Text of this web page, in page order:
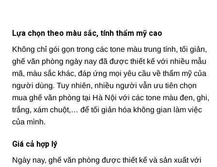
Lựa chọn theo màu sắc, tính thẩm mỹ cao
Không chỉ gói gọn trong các tone màu trung tính, tối giản,
ghế văn phòng ngày nay đã được thiết kế với nhiều mẫu
mã, màu sắc khác, đáp ứng mọi yêu cầu về thẩm mỹ của
người dùng. Tuy nhiên, nhiều người vẫn ưu tiên chọn
mua ghế văn phòng tại Hà Nội với các tone màu đen, ghi,
trắng, xám chuột,… để tối giản hóa không gian làm việc
của mình.
Giá cả hợp lý
Ngày nay, ghế văn phòng được thiết kế và sản xuất với